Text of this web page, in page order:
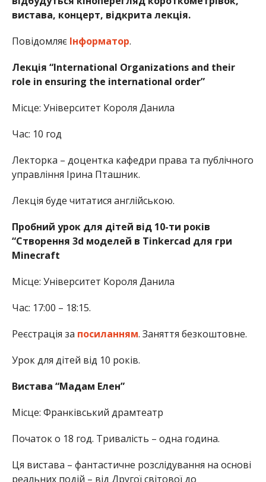
вистава, концерт, відкрита лекція.
Повідомляє Інформатор.
Лекція “International Organizations and their
role in ensuring the international order”
Місце: Університет Короля Данила
Час: 10 год
Лекторка – доцентка кафедри права та публічного
управління Ірина Пташник.
Лекція буде читатися англійською.
Пробний урок для дітей від 10-ти років
“Створення 3d моделей в Tinkercad для гри
Minecraft
Місце: Університет Короля Данила
Час: 17:00 – 18:15.
Реєстрація за посиланням. Заняття безкоштовне.
Урок для дітей від 10 років.
Вистава “Мадам Елен”
Місце: Франківський драмтеатр
Початок о 18 год. Тривалість – одна година.
Ця вистава – фантастичне розслідування на основі
реальних подій – від Другої світової до